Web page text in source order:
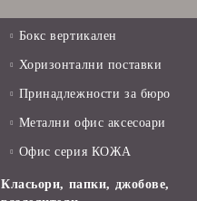
Бокс вертикален
Хоризонтални поставки
Принадлежности за бюро
Метални офис аксесоари
Офис серия КОЖА
Класьори, папки, джобове,